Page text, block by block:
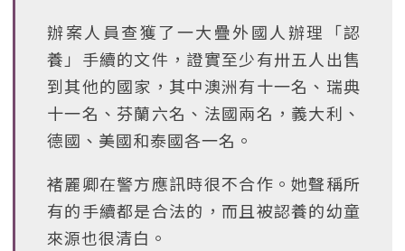
辦案人員查獲了一大疊外國人辦理「認
養」手續的文件，證實至少有卅五人出售
到其他的國家，其中澳洲有十一名、瑞典
十一名、芬蘭六名、法國兩名，義大利、
德國、美國和泰國各一名。
褚麗卿在警方應訊時很不合作。她聲稱所
有的手續都是合法的，而且被認養的幼童
來源也很清白。